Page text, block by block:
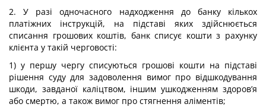
2. У разі одночасного надходження до банку кількох
платіжних інструкцій, на підставі яких здійснюється
списання грошових коштів, банк списує кошти з рахунку
клієнта у такій черговості:
1) у першу чергу списуються грошові кошти на підставі
рішення суду для задоволення вимог про відшкодування
шкоди, завданої каліцтвом, іншим ушкодженням здоров’я
або смертю, а також вимог про стягнення аліментів;